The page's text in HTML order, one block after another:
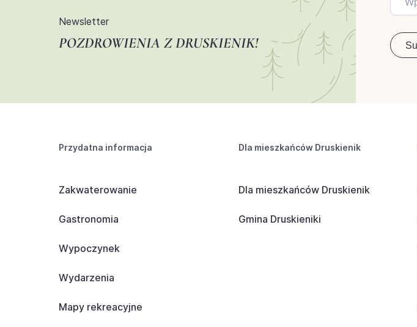
Newsletter
POZDROWIENIA Z DRUSKIENIK!
Przydatna informacja
Zakwaterowanie
Gastronomia
Wypoczynek
Wydarzenia
Mapy rekreacyjne
Dla mieszkańców Druskienik
Dla mieszkańców Druskienik
Gmina Druskieniki